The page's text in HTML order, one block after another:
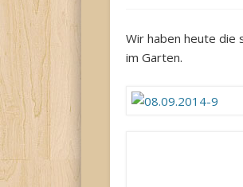
Wir haben heute die
im Garten.